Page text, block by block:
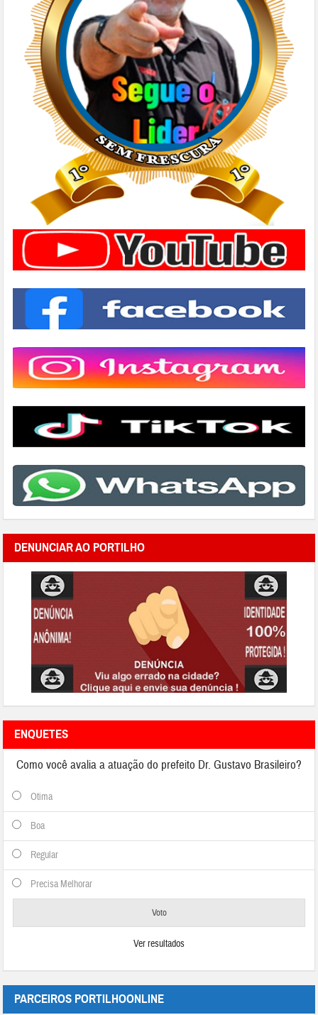
DENUNCIAR AO PORTILHO
ENQUETES
Como você avalia a atuação do prefeito Dr. Gustavo Brasileiro?
Otima
Boa
Regular
Precisa Melhorar
Ver resultados
PARCEIROS PORTILHOONLINE